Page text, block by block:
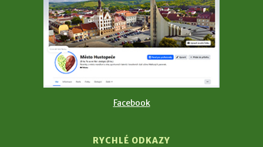
Facebook
RYCHLÉ ODKAZY